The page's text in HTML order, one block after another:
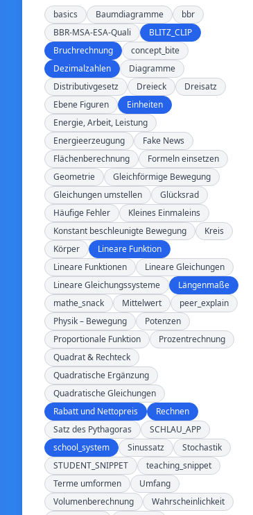
basics Baumdiagramme
bbr
BBR-MSA-ESA-Quali
BLITZ_CLIP
Bruchrechnung
concept_bite
Dezimalzahlen
Diagramme
Distributivgesetz
Dreieck
Dreisatz
Ebene Figuren
Einheiten
Energie, Arbeit, Leistung
Energieerzeugung
Fake News
Flächenberechnung
Formeln einsetzen
Geometrie
Gleichförmige Bewegung
Gleichungen umstellen
Glücksrad
Häufige Fehler
Kleines Einmaleins
Konstant beschleunigte Bewegung
Kreis
Körper
Lineare Funktion
Lineare Funktionen
Lineare Gleichungen
Lineare Gleichungssysteme
Längenmaße
mathe_snack
Mittelwert
peer_explain
Physik – Bewegung
Potenzen
Proportionale Funktion
Prozentrechnung
Quadrat & Rechteck
Quadratische Ergänzung
Quadratische Gleichungen
Rabatt und Nettopreis
Rechnen
Satz des Pythagoras
SCHLAU_APP
school_system
Sinussatz
Stochastik
STUDENT_SNIPPET
teaching_snippet
Terme umformen
Umfang
Volumenberechnung
Wahrscheinlichkeit